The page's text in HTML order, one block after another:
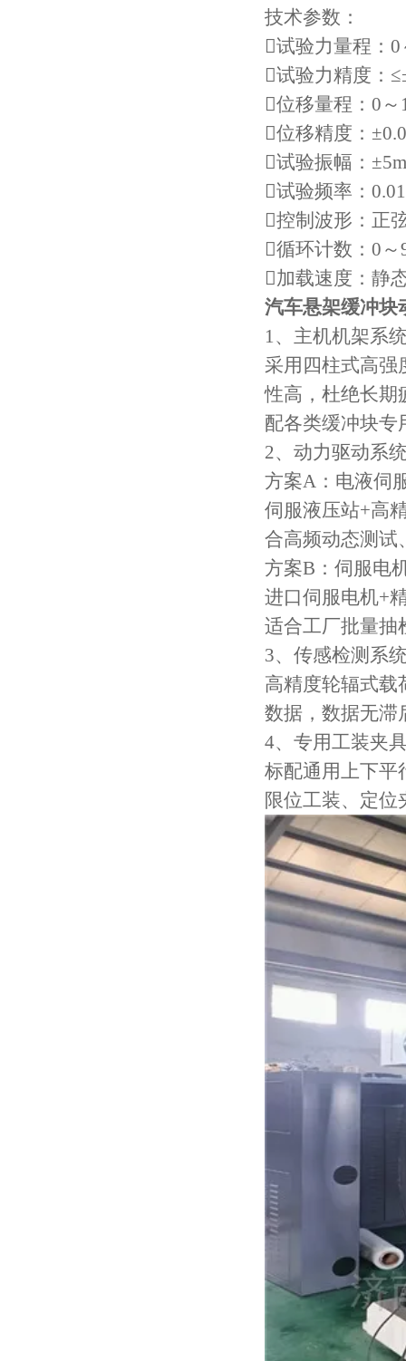
技术参数：
试验力量程：
试验力精度：
位移量程：0～
位移精度：
试验振幅：
试验频率：
控制波形：正
循环计数：0
加载速度：静
汽车悬架缓冲块
1、主机机架系
采用四柱式高强
性高，杜绝长期
配各类缓冲块专
2、动力驱动系
方案A：电液伺
伺服液压站+高
合高频动态测试
方案B：伺服电
进口伺服电机+
适合工厂批量抽
3、传感检测系
高精度轮辐式载
数据，数据无滞
4、专用工装夹
标配通用上下平
限位工装、定位